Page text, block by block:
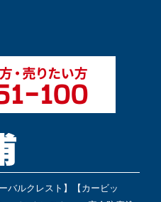
バルクレスト】【カービッ